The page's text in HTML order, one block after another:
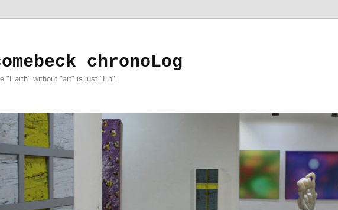
chronoLog
"Earth" without "art" is just "Eh".